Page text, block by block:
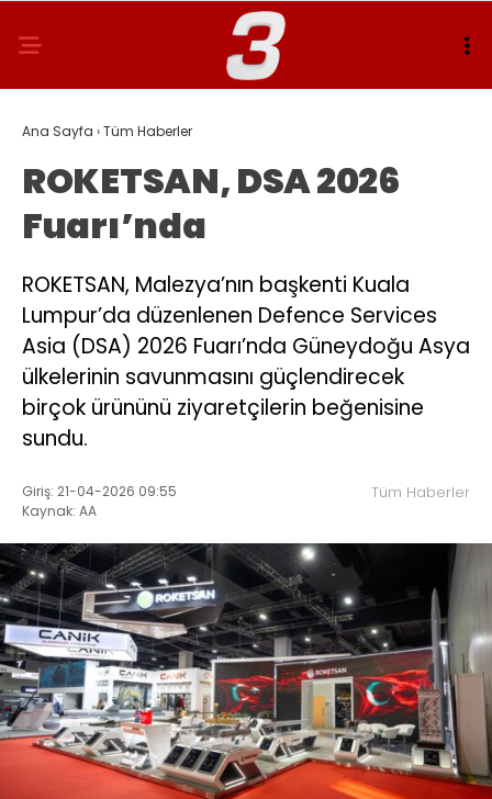
Ana Sayfa ›Tüm Haberler
ROKETSAN, DSA 2026
Fuarı’nda
ROKETSAN, Malezya’nın başkenti Kuala
Lumpur’da düzenlenen Defence Services
Asia (DSA) 2026 Fuarı’nda Güneydoğu Asya
ülkelerinin savunmasını güçlendirecek
birçok ürününü ziyaretçilerin beğenisine
sundu.
Giriş: 21-04-2026 09:55
Kaynak: AA
Tüm Haberler